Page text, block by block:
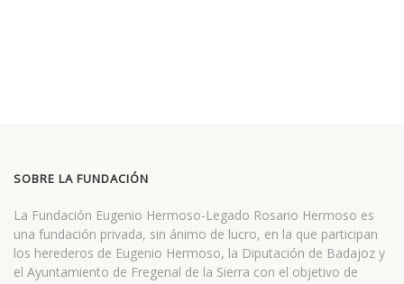
SOBRE LA FUNDACIÓN
La Fundación Eugenio Hermoso-Legado Rosario Hermoso es
una fundación privada, sin ánimo de lucro, en la que participan
los herederos de Eugenio Hermoso, la Diputación de Badajoz y
el Ayuntamiento de Fregenal de la Sierra con el objetivo de